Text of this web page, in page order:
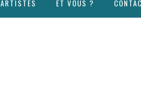
ARTISTES ET VOUS ?